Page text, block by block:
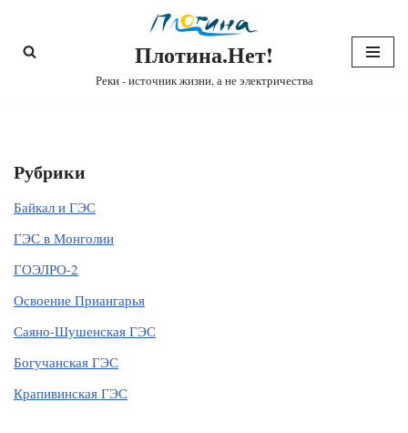
Перейти
Плотина.Нет!
Реки - источник жизни, а не электричества
Рубрики
Байкал и ГЭС
ГЭС в Монголии
ГОЭЛРО-2
Освоение Приангарья
Саяно-Шушенская ГЭС
Богучанская ГЭС
Крапивинская ГЭС